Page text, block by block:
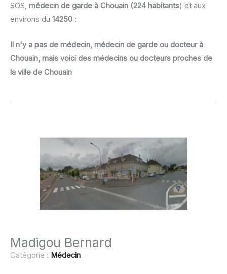
SOS, médecin de garde à Chouain (224 habitants) et aux
environs du 14250 :
Il n'y a pas de médecin, médecin de garde ou docteur à
Chouain, mais voici des médecins ou docteurs proches de
la ville de Chouain
Madigou Bernard
Catégorie : Médecin